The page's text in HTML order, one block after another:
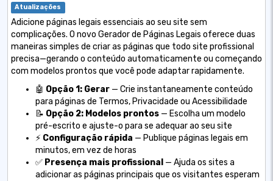
Atualizações
Adicione páginas legais essenciais ao seu site sem
complicações. O novo Gerador de Páginas Legais oferece duas
maneiras simples de criar as páginas que todo site profissional
precisa—gerando o conteúdo automaticamente ou começando
com modelos prontos que você pode adaptar rapidamente.
🤖 Opção 1: Gerar — Crie instantaneamente conteúdo
para páginas de Termos, Privacidade ou Acessibilidade
📝 Opção 2: Modelos prontos — Escolha um modelo
pré-escrito e ajuste-o para se adequar ao seu site
⚡ Configuração rápida — Publique páginas legais em
minutos, em vez de horas
✅ Presença mais profissional — Ajuda os sites a
adicionar as páginas principais que os visitantes esperam